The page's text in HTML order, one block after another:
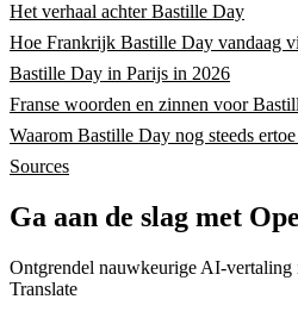
Het verhaal achter Bastille Day
Hoe Frankrijk Bastille Day vandaag
Bastille Day in Parijs in 2026
Franse woorden en zinnen voor
Waarom Bastille Day nog steeds
Sources
Ga aan de slag met
Ontgrendel nauwkeurige AI-
Translate